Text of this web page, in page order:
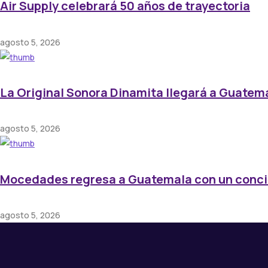
Air Supply celebrará 50 años de trayectoria
agosto 5, 2026
La Original Sonora Dinamita llegará a
agosto 5, 2026
Mocedades regresa a Guatemala con un
agosto 5, 2026